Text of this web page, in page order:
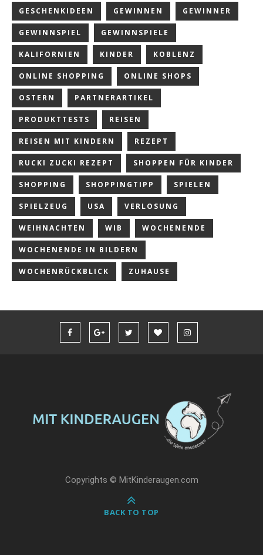
GESCHENKIDEEN GEWINNEN GEWINNER
GEWINNSPIEL GEWINNSPIELE
KALIFORNIEN KINDER KOBLENZ
ONLINE SHOPPING ONLINE SHOPS
OSTERN PARTNERARTIKEL
PRODUKTTESTS REISEN
REISEN MIT KINDERN REZEPT
RUCKI ZUCKI REZEPT SHOPPEN FÜR KINDER
SHOPPING SHOPPINGTIPP SPIELEN
SPIELZEUG USA VERLOSUNG
WEIHNACHTEN WIB WOCHENENDE
WOCHENENDE IN BILDERN
WOCHENRÜCKBLICK ZUHAUSE
Copyrights © MitKinderaugen.com
BACK TO TOP